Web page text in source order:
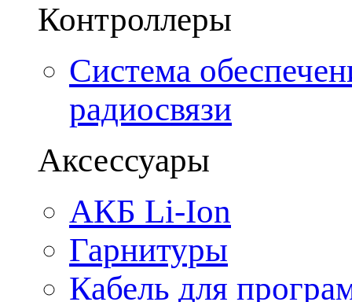
Контроллеры
Система
радиосвязи
Аксессуары
АКБ Li-Ion
Гарнитуры
Кабель для